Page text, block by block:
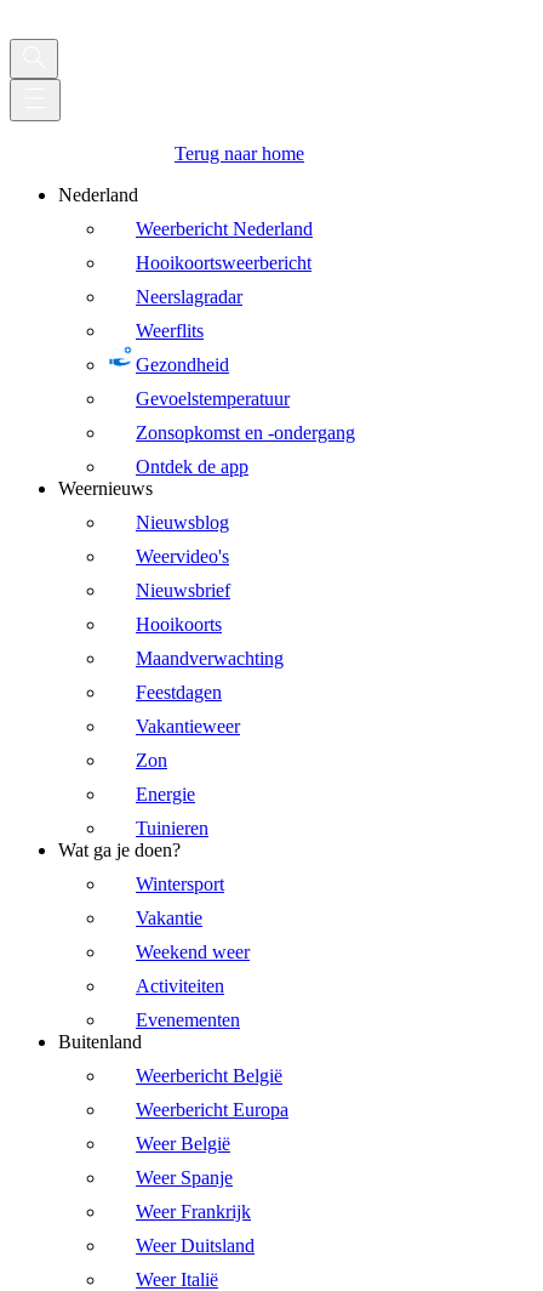
Terug naar home
Nederland
Weerbericht Nederland
Hooikoortsweerbericht
Neerslagradar
Weerflits
Gezondheid
Gevoelstemperatuur
Zonsopkomst en -ondergang
Ontdek de app
Weernieuws
Nieuwsblog
Weervideo's
Nieuwsbrief
Hooikoorts
Maandverwachting
Feestdagen
Vakantieweer
Zon
Energie
Tuinieren
Wat ga je doen?
Wintersport
Vakantie
Weekend weer
Activiteiten
Evenementen
Buitenland
Weerbericht België
Weerbericht Europa
Weer België
Weer Spanje
Weer Frankrijk
Weer Duitsland
Weer Italië